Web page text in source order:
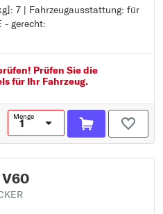
7 | Fahrzeugausstattung: für
- gerecht:
Prüfen Sie die
für Ihr Fahrzeug.
Menge